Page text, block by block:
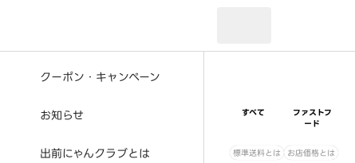
クーポン・キャンペーン
お知らせ
出前にゃんクラブとは
すべて
ファストフ
ード
標準送料とは お店価格とは